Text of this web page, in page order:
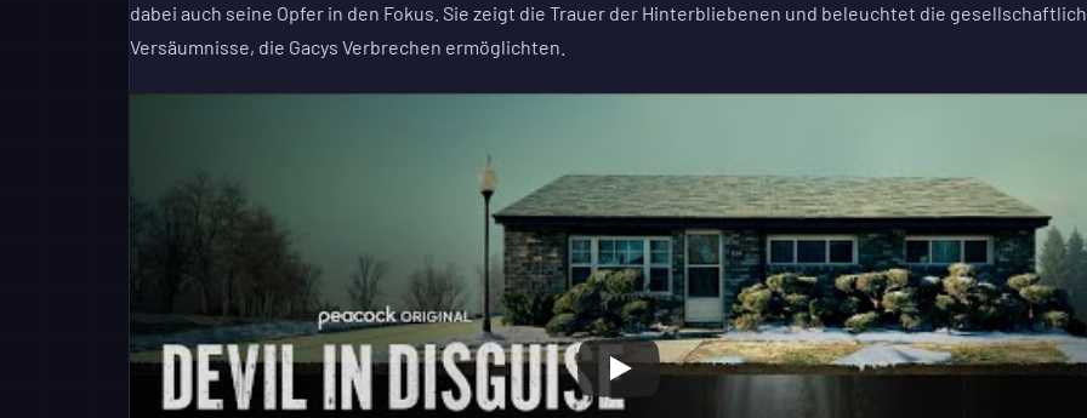
dabei auch seine Opfer in den Fokus. Sie zeigt die Trauer der Hinterbliebenen und beleuchtet die
Versäumnisse, die Gacys Verbrechen ermöglichten.